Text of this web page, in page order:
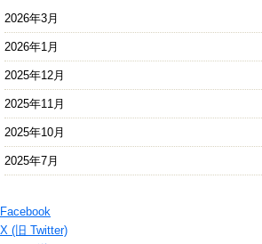
2026年3月
2026年1月
2025年12月
2025年11月
2025年10月
2025年7月
Facebook
X (旧 Twitter)